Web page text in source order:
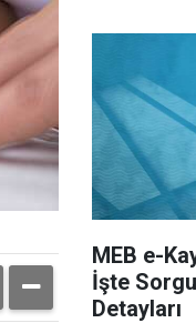
MEB e-
İşte
Detayları